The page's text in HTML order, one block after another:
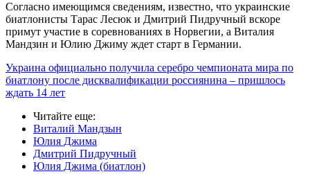
Согласно имеющимся сведениям, известно, что украинские
биатлонисты Тарас Лесюк и Дмитрий Пидручный вскоре
примут участие в соревнованиях в Норвегии, а Виталия
Мандзин и Юлию Джиму ждет старт в Германии.
Украина официально получила серебро чемпионата мира по
биатлону после дисквалификации россиянина – пришлось
ждать 14 лет
Читайте еще:
Виталий Мандзын
Юлия Джима
Дмитрий Пидручный
Юлия Джима (биатлон)